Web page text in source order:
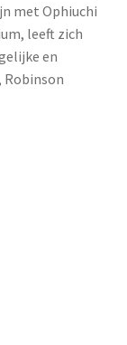
met Ophiuchi
leeft zich
en